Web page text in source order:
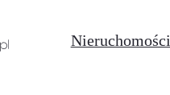
Nieruchomości